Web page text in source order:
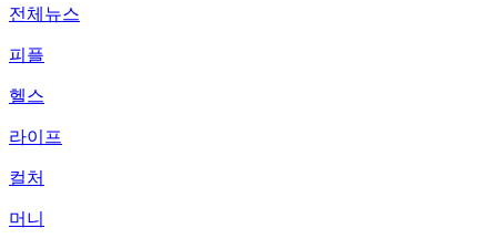
전체뉴스
피플
헬스
라이프
컬처
머니